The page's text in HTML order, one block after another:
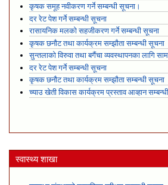
कृषक समूह नवीकरण गर्ने सम्बन्धी सूचना।
दर रेट पेश गर्ने सम्बन्धी सूचना
रासायनिक मलको सहजीकरण गर्ने सम्बन्धी सूचना
कृषक छनौट तथा कार्यक्रम सम्झौता सम्बन्धी सूचना
सुन्तलाको विरुवा तथा बगैंचा व्यवस्थापनका लागि
दर रेट पेश गर्ने सम्बन्धी सूचना
कृषक छनौट तथा कार्यक्रम सम्झौता सम्बन्धी सूचना
च्याउ खेती विकास कार्यक्रम प्रस्ताव आव्हान
स्वास्थ्य शाखा